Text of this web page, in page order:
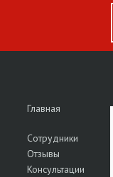
Главная
Сотрудники
Отзывы
Консультации